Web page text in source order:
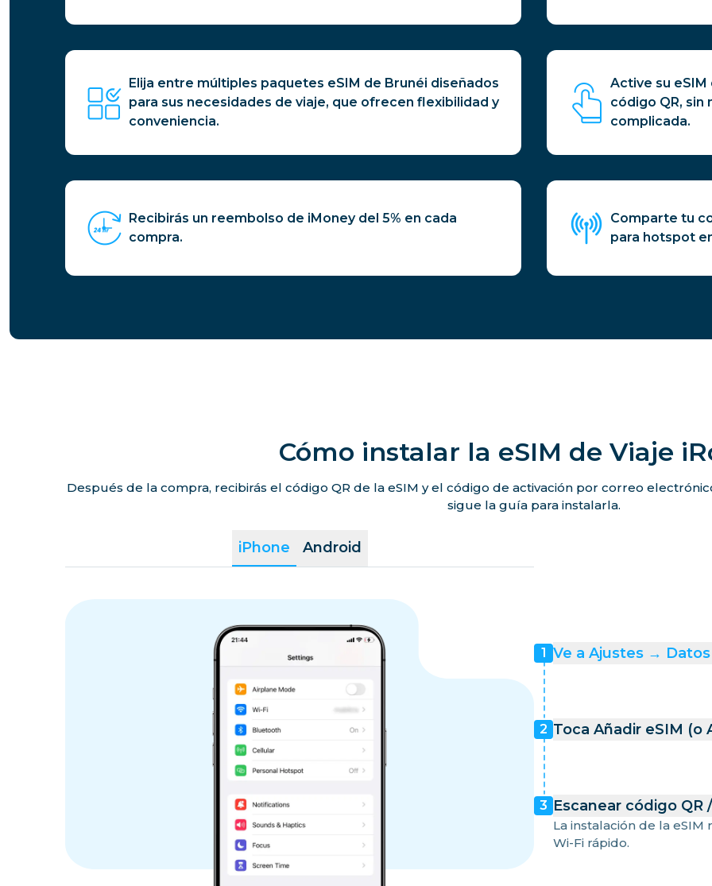
Elija entre múltiples paquetes eSIM de Brunéi diseñados
para sus necesidades de viaje, que ofrecen flexibilidad y
conveniencia.
Active su
código QR, sin
complicada.
Recibirás un reembolso de iMoney del 5% en cada
compra.
Comparte tu
para hotspot
Cómo instalar la eSIM de Viaje
Después de la compra, recibirás el código QR de la eSIM y el código de activación por correo
sigue la guía para instalarla.
iPhone Android
1 Ve a Ajustes →
2 Toca Añadir eSIM (o
3 Escanear código
La instalación de la
Wi-Fi rápido.